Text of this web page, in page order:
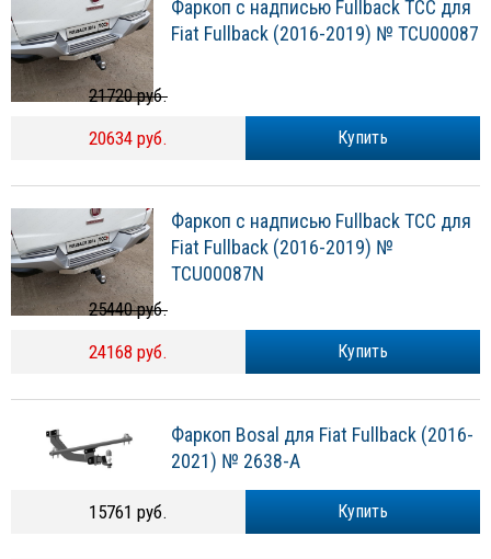
Фаркоп с надписью Fullback ТСС для
Fiat Fullback (2016-2019) № TCU00087
Купить
21720 руб.
20634 руб.
Фаркоп с надписью Fullback ТСС для
Fiat Fullback (2016-2019) №
TCU00087N
Купить
25440 руб.
24168 руб.
Фаркоп Bosal для Fiat Fullback (2016-
2021) № 2638-A
Купить
15761 руб.